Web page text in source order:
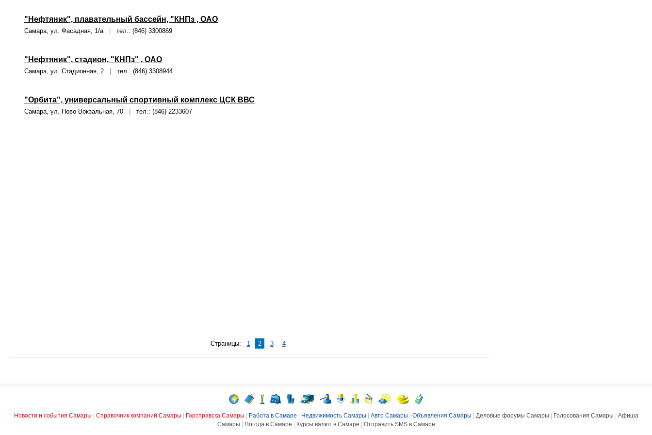
"Нефтяник", плавательный бассейн, "КНПз , ОАО
Самара, ул. Фасадная, 1/а тел.: (846) 3300869
"Нефтяник", стадион, "КНПз" , ОАО
Самара, ул. Стадионная, 2 тел.: (846) 3308944
"Орбита", универсальный спортивный комплекс ЦСК ВВС
Самара, ул. Ново-Вокзальная, 70 тел.: (846) 2233607
Страницы: 1 2 3 4
Новости и события Самары Справочник компаний Самары Горсправска Самары Работа в Самаре Недвижимость Самары Авто Самары Объявления Самары Деловые форумы Самары Голосования Самары
Афиша
Самары
Погода в Самаре Курсы валют в Самаре Отправить SMS в Самаре